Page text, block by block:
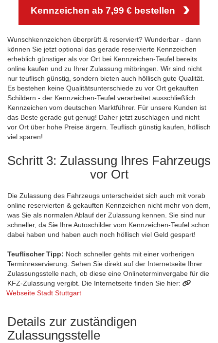
Kennzeichen ab 7,99 € bestellen
Wunschkennzeichen überprüft & reserviert? Wunderbar - dann
können Sie jetzt optional das gerade reservierte Kennzeichen
erheblich günstiger als vor Ort bei Kennzeichen-Teufel bereits
online kaufen und zu Ihrer Zulassung mitbringen. Wir sind nicht
nur teuflisch günstig, sondern bieten auch höllisch gute Qualität.
Es bestehen keine Qualitätsunterschiede zu vor Ort gekauften
Schildern - der Kennzeichen-Teufel verarbeitet ausschließlich
Kennzeichen vom deutschen Marktführer. Für unsere Kunden ist
das Beste gerade gut genug! Daher jetzt zuschlagen und nicht
vor Ort über hohe Preise ärgern. Teuflisch günstig kaufen, höllisch
viel sparen!
Schritt 3: Zulassung Ihres Fahrzeugs
vor Ort
Die Zulassung des Fahrzeugs unterscheidet sich auch mit vorab
online reservierten & gekauften Kennzeichen nicht mehr von dem,
was Sie als normalen Ablauf der Zulassung kennen. Sie sind nur
schneller, da Sie Ihre Autoschilder vom Kennzeichen-Teufel schon
dabei haben und haben auch noch höllisch viel Geld gespart!
Teuflischer Tipp: Noch schneller gehts mit einer vorherigen
Terminreservierung. Sehen Sie direkt auf der Internetseite Ihrer
Zulassungsstelle nach, ob diese eine Onlineterminvergabe für die
KFZ-Zulassung vergibt. Die Internetseite finden Sie hier:
Webseite Stadt Stuttgart
Details zur zuständigen
Zulassungsstelle